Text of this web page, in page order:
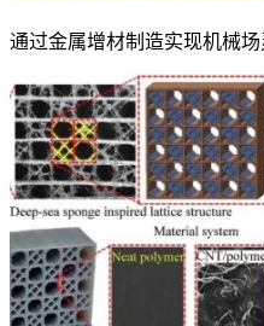
通过金属增材制造实现机械